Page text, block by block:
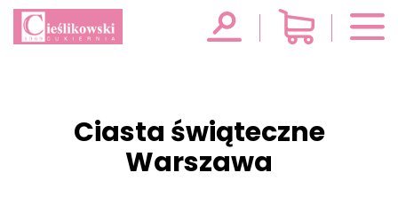
Ciasta świąteczne
Warszawa